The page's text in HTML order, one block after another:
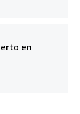
en